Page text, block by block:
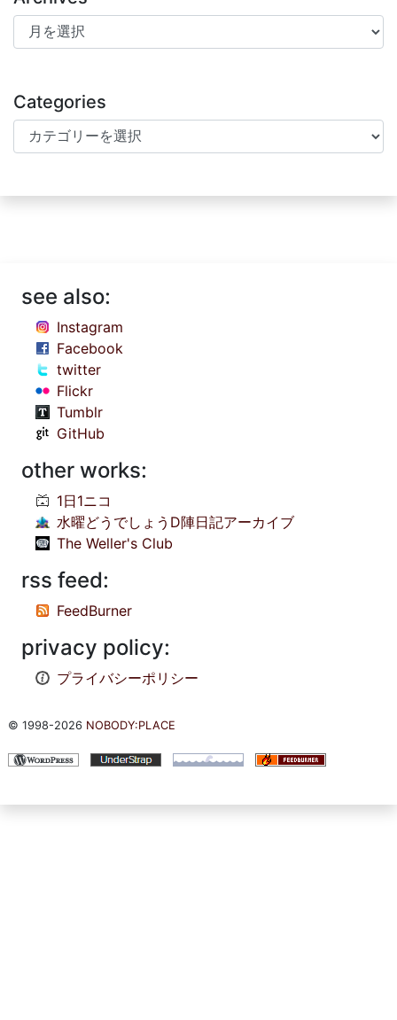
Archives
Categories
Categories
see also:
Instagram
Facebook
twitter
Flickr
Tumblr
GitHub
other works:
1日1ニコ
水曜どうでしょうD陣日記アーカイブ
The Weller's Club
rss feed:
FeedBurner
privacy policy:
プライバシーポリシー
© 1998-2026 NOBODY:PLACE